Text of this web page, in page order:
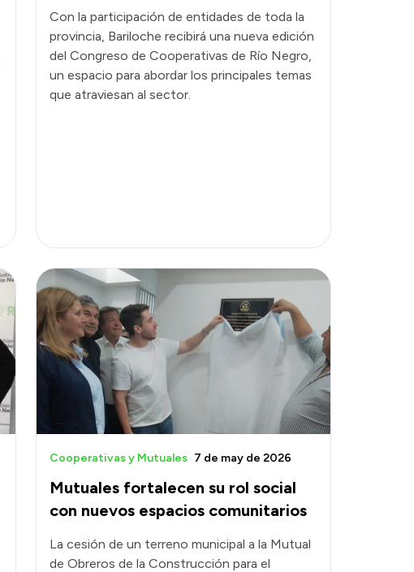
Con la participación de entidades de toda la
provincia, Bariloche recibirá una nueva edición
del Congreso de Cooperativas de Río Negro,
un espacio para abordar los principales temas
que atraviesan al sector.
Mutuales fortalecen su rol social
con nuevos espacios comunitarios
Cooperativas y Mutuales 7 de may de 2026
La cesión de un terreno municipal a la Mutual
de Obreros de la Construcción para el